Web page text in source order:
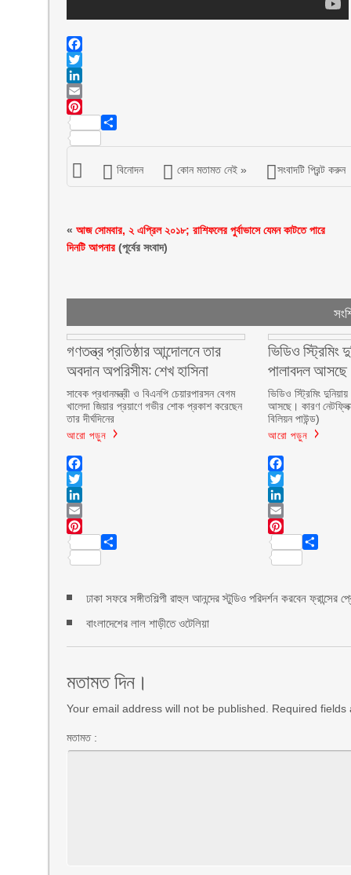
Facebook
Twitter
LinkedIn
Email
Pinterest
বিনোদন কোন মতামত নেই » সংবাদটি প্রিন্ট করুন
« আজ সোমবার, ২ এপ্রিল ২০১৮; রাশিফলের পুর্বাভাসে যেমন কাটতে পারে
দিনটি আপনার(পূর্বের সংবাদ)
গণতন্ত্র প্রতিষ্ঠার আন্দোলনে তার
অবদান অপরিসীম: শেখ হাসিনা
সাবেক প্রধানমন্ত্রী ও বিএনপি চেয়ারপারসন বেগম
খালেদা জিয়ার প্রয়াণে গভীর শোক প্রকাশ করেছেন
তার দীর্ঘদিনের
আরো পড়ুন
Facebook
Twitter
LinkedIn
Email
Pinterest
ভিডিও স্ট্রিমিং
পালাবদল আসছে
ভিডিও স্ট্রিমিং
আসছে। কারণ
বিলিয়ন পাউন্ড)
আরো পড়ুন
Facebook
Twitter
LinkedIn
Email
Pinterest
ঢাকা সফরে সঙ্গীতশিল্পী রাহুল আনন্দের স্টুডিও পরিদর্শন করবেন ফ্রান্সের
বাংলাদেশের লাল শাড়ীতে ওটেলিয়া
মতামত দিন।
Your email address will not be published. Required fields
মতামত :